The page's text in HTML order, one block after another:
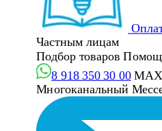
Частным лицам
Подбор товаров
8 918 350 30 00 MAX
Многоканальный